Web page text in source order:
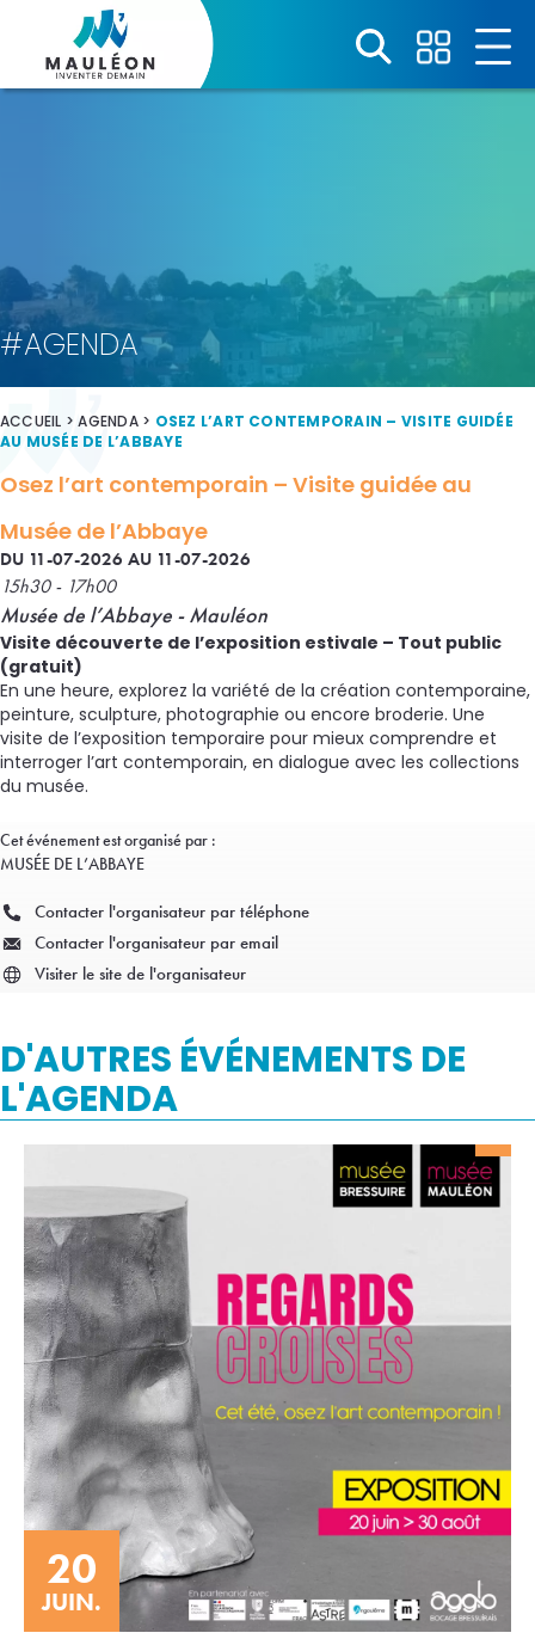
#AGENDA
ACCUEIL >AGENDA> OSEZ L’ART CONTEMPORAIN – VISITE GUIDÉE
AU MUSÉE DE L’ABBAYE
Osez l’art contemporain – Visite guidée au
Musée de l’Abbaye
DU 11-07-2026 AU 11-07-2026
15h30 - 17h00
Musée de l’Abbaye - Mauléon
Visite découverte de l’exposition estivale – Tout public
(gratuit)
En une heure, explorez la variété de la création contemporaine,
peinture, sculpture, photographie ou encore broderie. Une
visite de l’exposition temporaire pour mieux comprendre et
interroger l’art contemporain, en dialogue avec les collections
du musée.
Cet événement est organisé par :
MUSÉE DE L’ABBAYE
Contacter l'organisateur par téléphone
Contacter l'organisateur par email
Visiter le site de l'organisateur
D'AUTRES ÉVÉNEMENTS DE
L'AGENDA
20
JUIN.
Panneau de gestion des cookies